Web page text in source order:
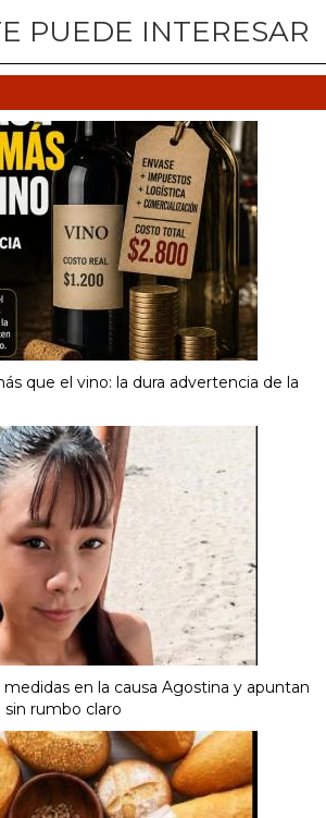
PUEDE INTERESAR
que el vino: la dura advertencia de la
en la causa Agostina y apuntan
rumbo claro